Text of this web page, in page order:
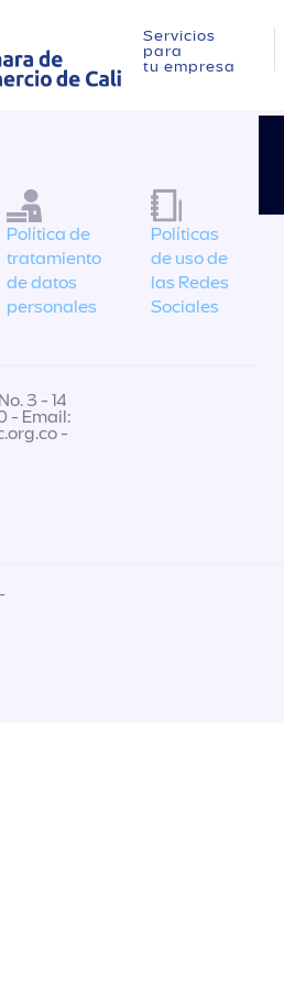
Servicios
para
tu empresa
Política de
tratamiento
de datos
personales
Políticas
de uso de
las Redes
Sociales
3 - 14
- Email:
-